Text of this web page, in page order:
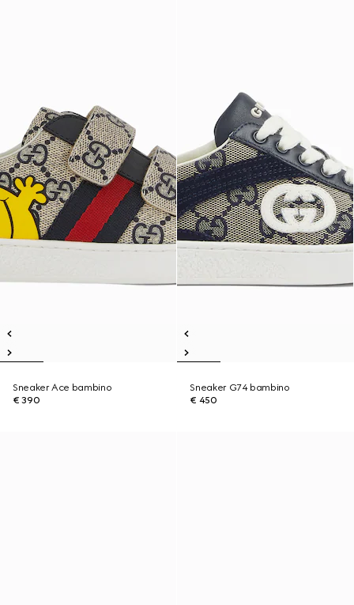
Sneaker Ace bambino
€ 390
Sneaker G74 bambino
€ 450